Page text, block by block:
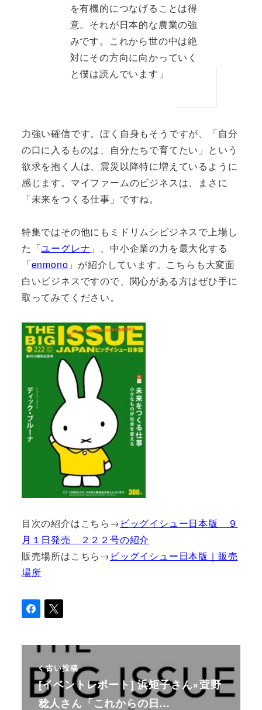
を有機的につなげることは得
意。それが日本的な農業の強
みです。これから世の中は絶
対にその方向に向かっていく
と僕は読んでいます」
力強い確信です。ぼく自身もそうですが、「自分
の口に入るものは、自分たちで育てたい」という
欲求を抱く人は、震災以降特に増えているように
感じます。マイファームのビジネスは、まさに
「未来をつくる仕事」ですね。
特集ではその他にもミドリムシビジネスで上場し
た「ユーグレナ 」、中小企業の力を最大化する
「enmono 」が紹介しています。こちらも大変面
白いビジネスですので、関心がある方はぜひ手に
取ってみてください。
目次の紹介はこちら→ ビッグイシュー日本版 ９
月１日発売 ２２２号の紹介
販売場所はこちら→ ビッグイシュー日本版｜販売
場所
古い投稿
[イベントレポート] 浜矩子さん×萱野
稔人さん「これからの日…